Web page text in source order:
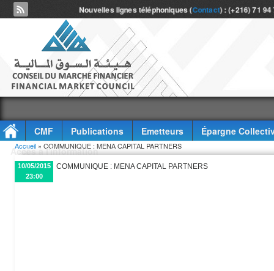
Nouvelles lignes téléphoniques (Contact) : (+216) 71
CMF Publications Emetteurs
Épargne
Accès à l'information
Vous êtes ici
Accueil » COMMUNIQUE : MENA CAPITAL PARTNERS
10/05/2015
23:00
COMMUNIQUE : MENA CAPITAL PARTNERS